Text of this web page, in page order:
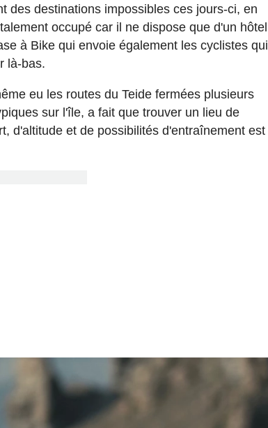
des destinations impossibles ces jours-ci, en
occupé car il ne dispose que d'un hôtel
à Bike qui envoie également les cyclistes qui
là-bas.
eu les routes du Teide fermées plusieurs
sur l'île, a fait que trouver un lieu de
d'altitude et de possibilités d'entraînement est